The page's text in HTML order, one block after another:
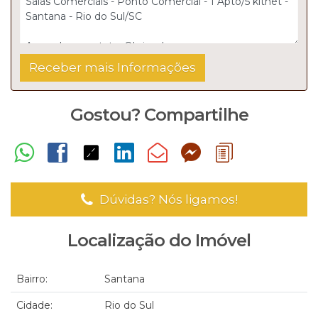
Valdete Bastos - CRECI/SC43452F
www.jairimobiliaria.com.br
Gostou? Compartilhe
Dúvidas? Nós ligamos!
Localização do Imóvel
Bairro: Santana
Cidade: Rio do Sul